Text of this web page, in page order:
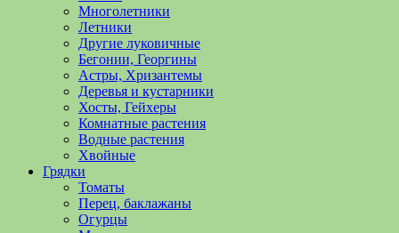
Многолетники
Летники
Другие луковичные
Бегонии, Георгины
Астры, Хризантемы
Деревья и кустарники
Хосты, Гейхеры
Комнатные растения
Водные растения
Хвойные
Грядки
Томаты
Перец, баклажаны
Огурцы